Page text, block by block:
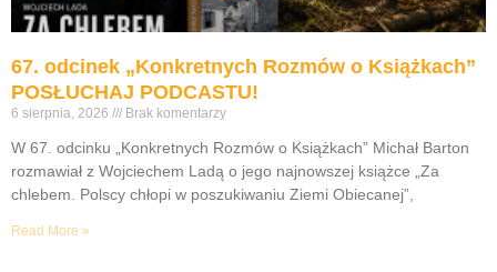
67. odcinek „Konkretnych Rozmów o Książkach”
POSŁUCHAJ PODCASTU!
6 sierpnia, 2026 Brak komentarzy
W 67. odcinku „Konkretnych Rozmów o Książkach” Michał Barton
rozmawiał z Wojciechem Ladą o jego najnowszej książce „Za
chlebem. Polscy chłopi w poszukiwaniu Ziemi Obiecanej”,
Read More »